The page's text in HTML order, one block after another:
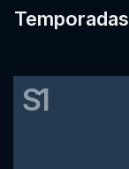
Temporadas
S1